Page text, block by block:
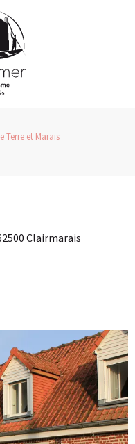
Terre et Marais
Clairmarais